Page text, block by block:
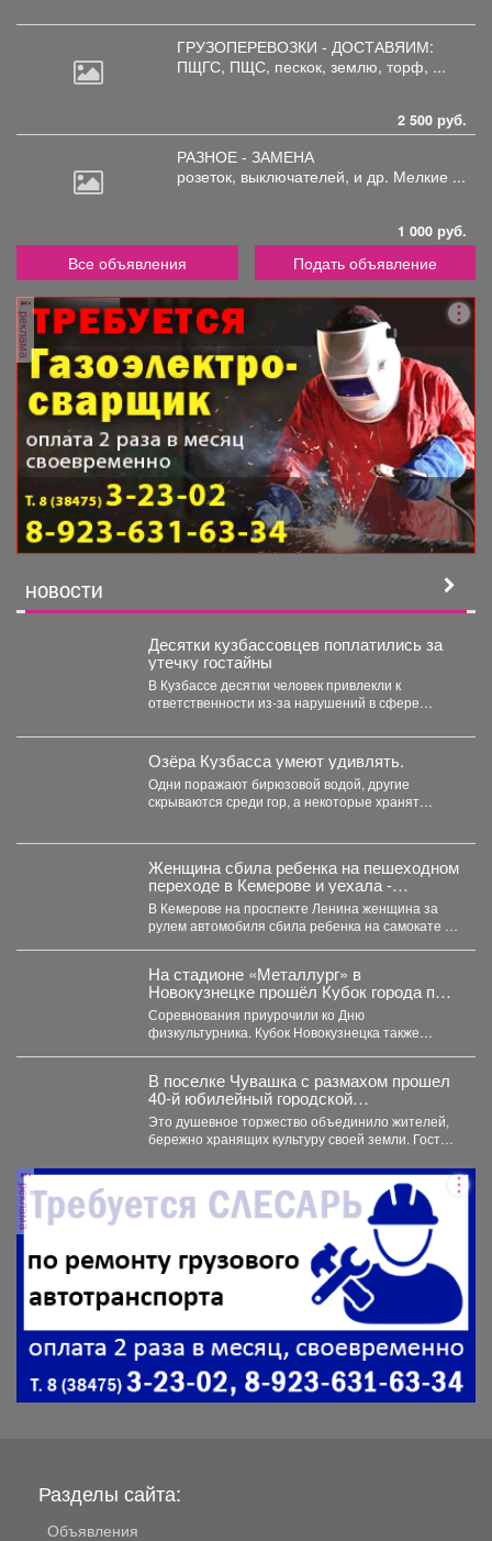
ГРУЗОПЕРЕВОЗКИ - ДОСТАВЯИМ:
ПЩГС, ПЩС, пескок, землю, торф, ...
2 500 руб.
РАЗНОЕ - ЗАМЕНА
розеток, выключателей, и др. Мелкие ...
1 000 руб.
Все объявления Подать объявление
реклама
НОВОСТИ
Десятки кузбассовцев поплатились за
утечку гостайны
В Кузбассе десятки человек привлекли к
ответственности из-за нарушений в сфере
Озёра Кузбасса умеют удивлять.
Одни поражают бирюзовой водой, другие
скрываются среди гор, а некоторые хранят
Женщина сбила ребенка на пешеходном
переходе в Кемерове и уехала -
подробности
В Кемерове на проспекте Ленина женщина за
рулем автомобиля сбила ребенка на самокате и
На стадионе «Металлург» в
Новокузнецке прошёл Кубок города по
лёгкой атлетике.
Соревнования приурочили ко Дню
физкультурника. Кубок Новокузнецка также
В поселке Чувашка с размахом прошел
40-й юбилейный городской
национальный шорский праздник
«Томазак Пайрам-2026».
Это душевное торжество объединило жителей,
бережно хранящих культуру своей земли. Гостей
реклама
Разделы сайта:
Объявления